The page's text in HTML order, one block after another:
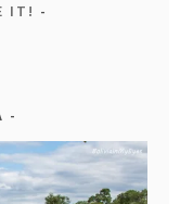
IT!